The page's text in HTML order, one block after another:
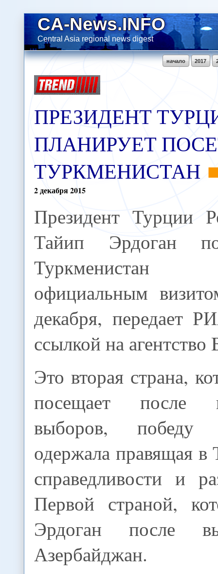
CA-News.INFO
Central Asia regional news digest
2017
начало
ПРЕЗИДЕНТ
ПЛАНИРУЕТ
ТУРКМЕНИСТАН
2декабря2015
Президент Турции
Тайип Эрдоган
официальным
декабря, передает
ссылкой на
Это вторая страна,
посещает после
выборов,
одержала правящая
справедливости и
Первой страной,
Эрдоган после
Азербайджан.